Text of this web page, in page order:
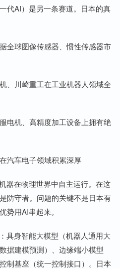
代AI）是另一条赛道。日本的真
全球图像传感器、惯性传感器市
、川崎重工在工业机器人领域全
电机、高精度加工设备上拥有绝
汽车电子领域积累深厚
器在物理世界中自主运行。在这
防守者。问题的关键不是日本有
势用AI串起来。
具身智能大模型（机器人通用大
据建模预测）、边缘端小模型
制基座（统一控制接口）。日本